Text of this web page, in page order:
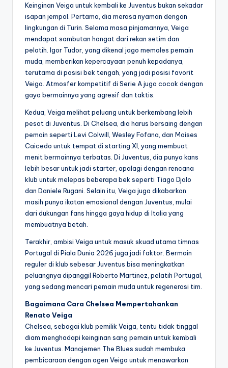
Keinginan Veiga untuk kembali ke Juventus bukan sekadar
isapan jempol. Pertama, dia merasa nyaman dengan
lingkungan di Turin. Selama masa pinjamannya, Veiga
mendapat sambutan hangat dari rekan setim dan
pelatih. Igor Tudor, yang dikenal jago memoles pemain
muda, memberikan kepercayaan penuh kepadanya,
terutama di posisi bek tengah, yang jadi posisi favorit
Veiga. Atmosfer kompetitif di Serie A juga cocok dengan
gaya bermainnya yang agresif dan taktis.
Kedua, Veiga melihat peluang untuk berkembang lebih
pesat di Juventus. Di Chelsea, dia harus bersaing dengan
pemain seperti Levi Colwill, Wesley Fofana, dan Moises
Caicedo untuk tempat di starting XI, yang membuat
menit bermainnya terbatas. Di Juventus, dia punya kans
lebih besar untuk jadi starter, apalagi dengan rencana
klub untuk melepas beberapa bek seperti Tiago Djalo
dan Daniele Rugani. Selain itu, Veiga juga dikabarkan
masih punya ikatan emosional dengan Juventus, mulai
dari dukungan fans hingga gaya hidup di Italia yang
membuatnya betah.
Terakhir, ambisi Veiga untuk masuk skuad utama timnas
Portugal di Piala Dunia 2026 juga jadi faktor. Bermain
reguler di klub sebesar Juventus bisa meningkatkan
peluangnya dipanggil Roberto Martinez, pelatih Portugal,
yang sedang mencari pemain muda untuk regenerasi tim.
Bagaimana Cara Chelsea Mempertahankan
Renato Veiga
Chelsea, sebagai klub pemilik Veiga, tentu tidak tinggal
diam menghadapi keinginan sang pemain untuk kembali
ke Juventus. Manajemen The Blues sudah membuka
pembicaraan dengan agen Veiga untuk menawarkan